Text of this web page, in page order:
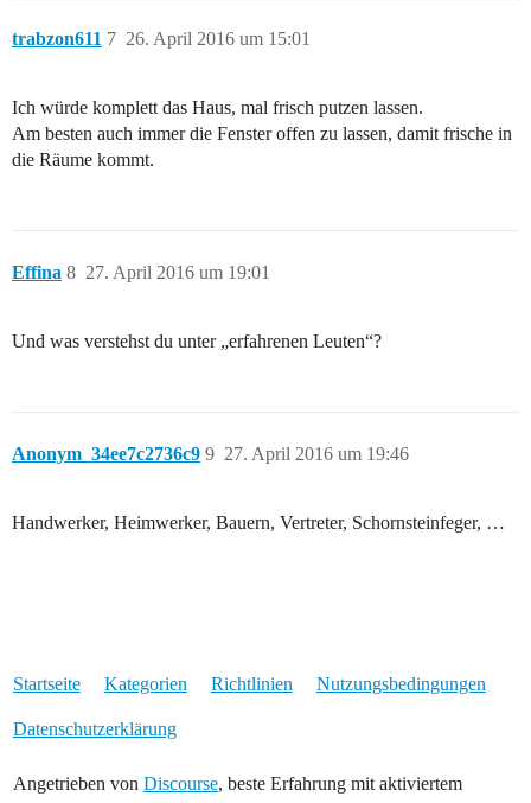
trabzon611 26. April 2016 um 15:01
7
Ich würde komplett das Haus, mal frisch putzen lassen.
Am besten auch immer die Fenster offen zu lassen, damit frische in
die Räume kommt.
Effina 27. April 2016 um 19:01
8
Und was verstehst du unter „erfahrenen Leuten“?
Anonym_34ee7c2736c9 27. April 2016 um 19:46
9
Handwerker, Heimwerker, Bauern, Vertreter, Schornsteinfeger, …
Startseite Kategorien Richtlinien Nutzungsbedingungen
Datenschutzerklärung
Angetrieben von Discourse, beste Erfahrung mit aktiviertem